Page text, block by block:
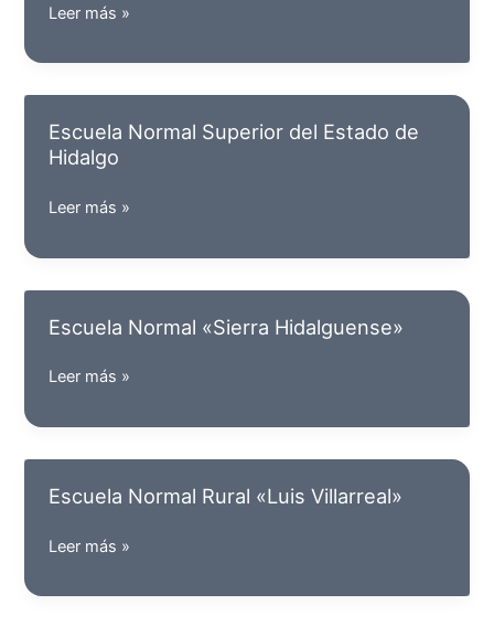
Escuela
Superior
«Luis
Colosio
Murrieta»
Leer más »
Escuela Normal Superior del Estado de
Hidalgo
Escuela
Superior
del
de
Hidalgo
Leer más »
Escuela Normal «Sierra Hidalguense»
Escuela
«Sierra
Hidalguense»
Leer más »
Escuela Normal Rural «Luis Villarreal»
Escuela
Rural
Leer más »